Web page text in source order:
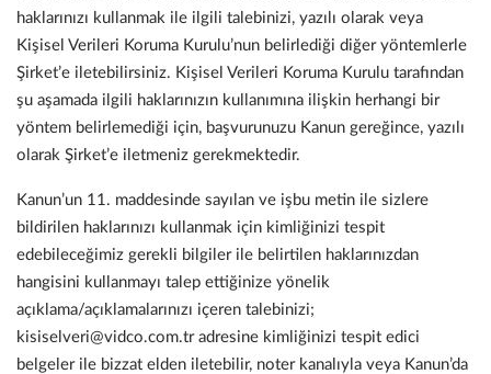
haklarınızı kullanmak ile ilgili talebinizi, yazılı olarak veya
Kişisel Verileri Koruma Kurulu’nun belirlediği diğer yöntemlerle
Şirket’e iletebilirsiniz. Kişisel Verileri Koruma Kurulu tarafından
şu aşamada ilgili haklarınızın kullanımına ilişkin herhangi bir
yöntem belirlemediği için, başvurunuzu Kanun gereğince, yazılı
olarak Şirket’e iletmeniz gerekmektedir.
Kanun’un 11. maddesinde sayılan ve işbu metin ile sizlere
bildirilen haklarınızı kullanmak için kimliğinizi tespit
edebileceğimiz gerekli bilgiler ile belirtilen haklarınızdan
hangisini kullanmayı talep ettiğinize yönelik
açıklama/açıklamalarınızı içeren talebinizi;
kisiselveri@vidco.com.tr adresine kimliğinizi tespit edici
belgeler ile bizzat elden iletebilir, noter kanalıyla veya Kanun’da